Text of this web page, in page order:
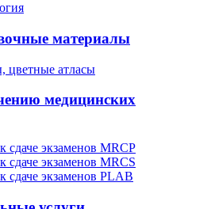
материалы
цветные атласы
медицинских
сдаче экзаменов MRCP
сдаче экзаменов MRCS
сдаче экзаменов PLAB